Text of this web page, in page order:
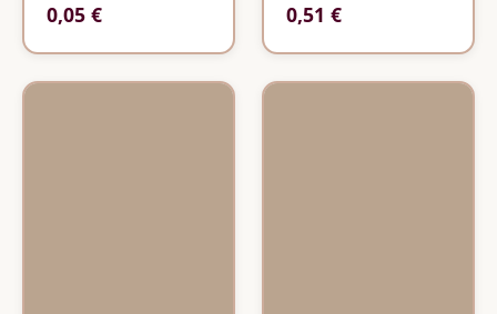
0,05 €
0,51 €